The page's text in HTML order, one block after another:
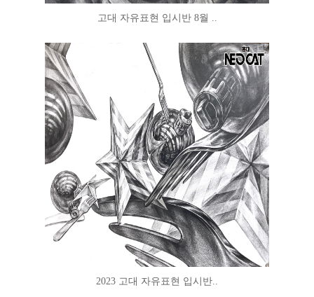
고대 자유표현 입시반 8월 ..
2023 고대 자유표현 입시반..